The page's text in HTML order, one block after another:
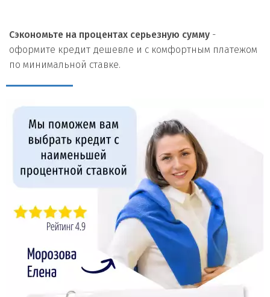
Сэкономьте на процентах серьезную сумму -
оформите кредит дешевле и с комфортным платежом
по минимальной ставке.